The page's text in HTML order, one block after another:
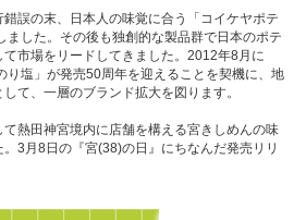
誤の末、日本人の味覚に合う「コイケヤポテ
ました。その後も独創的な製品群で日本のポテ
て市場をリードしてきました。2012年8月に
り塩」が発売50周年を迎えることを契機に、地
て、一層のブランド拡大を図ります。
熱田神宮境内に店舗を構える宮きしめんの味
3月8日の『宮(38)の日』にちなんだ発売リリ